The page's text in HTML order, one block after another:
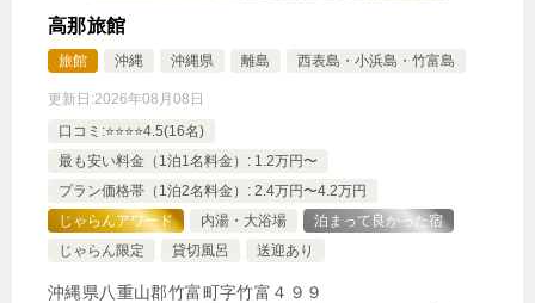
11,500円
（禁煙）和洋室 約33平米【朝夕食付き】
和洋室 🍴朝食・夕食 IN15:00- OUT-11:00
禁煙ルーム
高那旅館
旅館 沖縄 沖縄県 離島 西表島・小浜島・竹富島
更新日:2026年08月08日
口コミ:⭐️⭐️⭐️⭐️4.5(16名)
最も安い料金（1泊1名料金）: 1.2万円〜
プラン価格帯（1泊2名料金）: 2.4万円〜4.2万円
じゃらんアワード
内湯・大浴場
泊まって良かった宿
じゃらん限定
貸切風呂 送迎あり
沖縄県八重山郡竹富町字竹富４９９